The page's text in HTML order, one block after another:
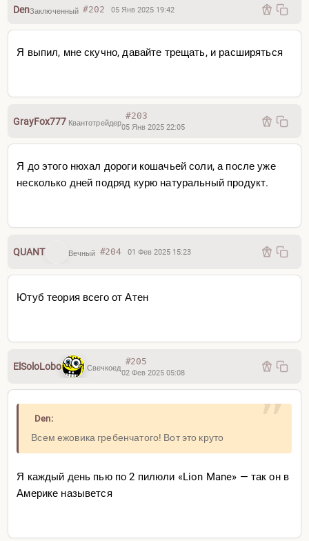
DenЗаключенный #202 05 Янв 2025 19:42
Я выпил, мне скучно, давайте трещать, и расширяться
GrayFox777 Квантотрейдер
#203
05 Янв 2025 22:05
Я до этого нюхал дороги кошачьей соли, а после уже
несколько дней подряд курю натуральный продукт.
QUANT Вечный #204 01 Фев 2025 15:23
Ютуб теория всего от Атен
ElSoloLobo Свечкоед
#205
02 Фев 2025 05:08
Den:
Всем ежовика гребенчатого! Вот это круто
Я каждый день пью по 2 пилюли «Lion Mane» — так он в
Америке назывется